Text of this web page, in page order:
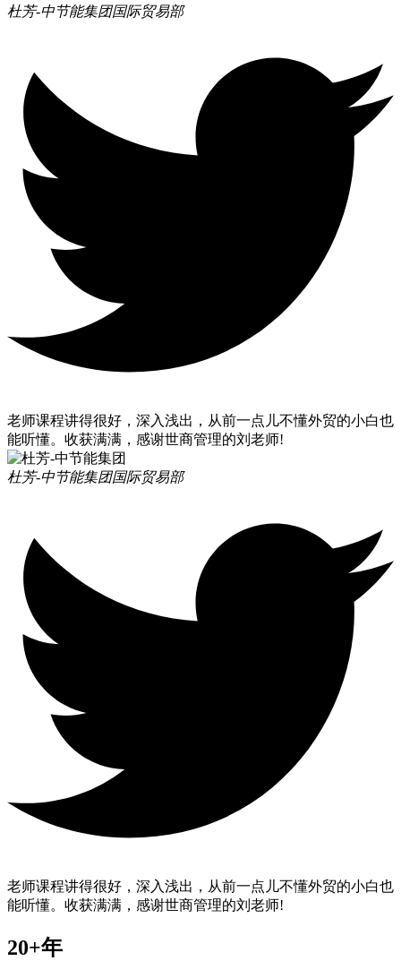
杜芳-中节能集团国际贸易部
老师课程讲得很好，深入浅出，从前一点儿不懂外贸的小白也
能听懂。收获满满，感谢世商管理的刘老师!
杜芳-中节能集团国际贸易部
老师课程讲得很好，深入浅出，从前一点儿不懂外贸的小白也
能听懂。收获满满，感谢世商管理的刘老师!
20+年